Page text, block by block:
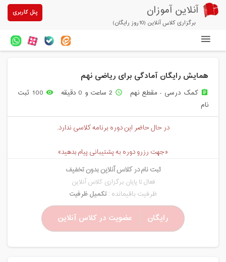
آنلاین آموزان
برگزاری کلاس آنلاین (10روز رایگان)
پنل کاربری
آزمون های آنلاین
مقالات آنلاین آموزان
درباره ما
همایش رایگان آمادگی برای ریاضی نهم
assignment کمک درسی - مقطع نهم access_time 2 ساعت و 0 دقیقه remove_red_eye
100 ثبت
نام
در حال حاضر این دوره برنامه کلاسی ندارد.
«جهت رزرو دوره به پشتیبانی پیام بدهید»
ثبت نام در کلاس آنلاین بدون تخفیف
فعال تا پایان برگزاری کلاس آنلاین
ظرفیت باقیمانده :تکمیل ظرفیت
رایگان عضویت در کلاس آنلاین